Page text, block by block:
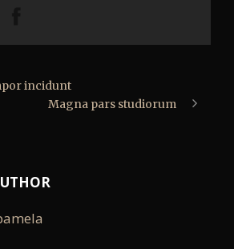
incidunt
Magna pars studiorum